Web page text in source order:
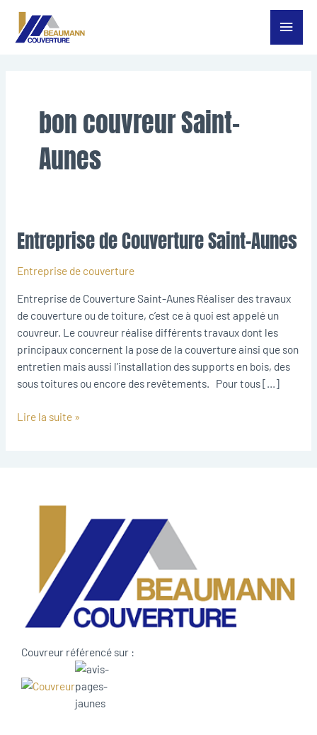
Aller
Menu
bon couvreur Saint-
Aunes
Entreprise de Couverture Saint-Aunes
Entreprise de couverture
Entreprise de Couverture Saint-Aunes Réaliser des travaux
de couverture ou de toiture, c’est ce à quoi est appelé un
couvreur. Le couvreur réalise différents travaux dont les
principaux concernent la pose de la couverture ainsi que son
entretien mais aussi l’installation des supports en bois, des
sous toitures ou encore des revêtements. Pour tous […]
Entreprise
de
Couverture
Aunes
Lire la suite »
Couvreur référencé sur :